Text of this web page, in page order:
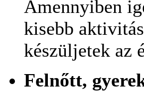
Amennyiben
kisebb
készüljetek az
Felnőtt,